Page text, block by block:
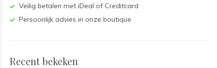
Veilig betalen met iDeal of Creditcard
Persoonlijk advies in onze boutique
Recent bekeken